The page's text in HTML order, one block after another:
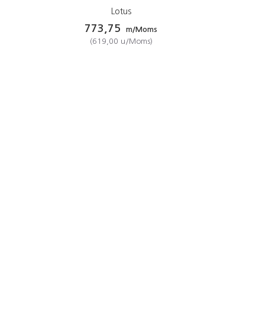
Lotus
773,75
m/Moms
(619,00 u/Moms)